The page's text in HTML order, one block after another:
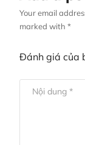
Your email
marked with *
Đánh giá của